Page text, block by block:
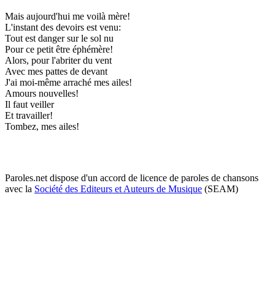
Mais aujourd'hui me voilà mère!
L'instant des devoirs est venu:
Tout est danger sur le sol nu
Pour ce petit être éphémère!
Alors, pour l'abriter du vent
Avec mes pattes de devant
J'ai moi-même arraché mes ailes!
Amours nouvelles!
Il faut veiller
Et travailler!
Tombez, mes ailes!
Paroles.net dispose d'un accord de licence de paroles de chansons
avec la Société des Editeurs et Auteurs de Musique (SEAM)